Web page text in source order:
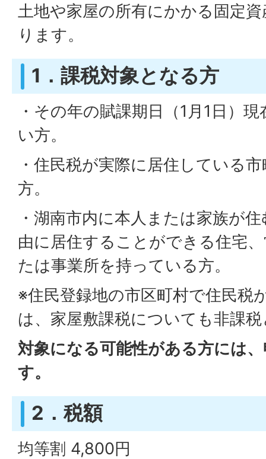
土地や家屋の所有にかかる固定
ります。
1．課税対象となる方
・その年の賦課期日（1月1日）
い方。
・住民税が実際に居住している
方。
・湖南市内に本人または家族が
由に居住することができる住宅
たは事業所を持っている方。
※住民登録地の市区町村で住民税
は、家屋敷課税についても非課
対象になる可能性がある方には
す。
2．税額
均等割 4,800円